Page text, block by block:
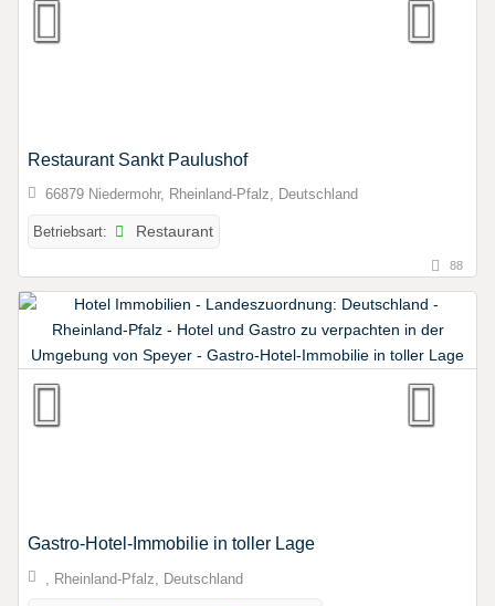
Restaurant Sankt Paulushof
66879 Niedermohr, Rheinland-Pfalz, Deutschland
Betriebsart: Restaurant
88
Gastro-Hotel-Immobilie in toller Lage
, Rheinland-Pfalz, Deutschland